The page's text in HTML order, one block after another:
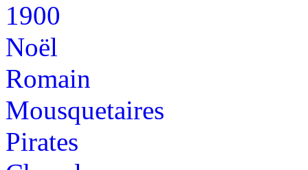
1900
Noël
Romain
Mousquetaires
Pirates